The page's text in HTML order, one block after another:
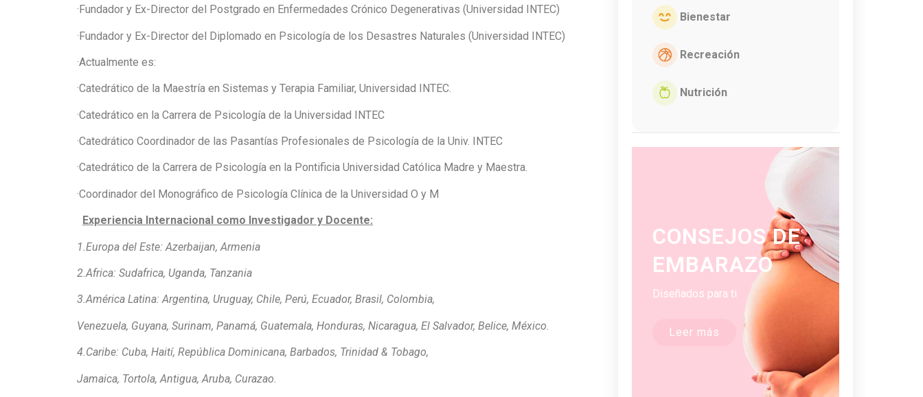
·Fundador y Ex-Director del Postgrado en Enfermedades Crónico Degenerativas (Universidad INTEC)
·Fundador y Ex-Director del Diplomado en Psicología de los Desastres Naturales (Universidad INTEC)
·Actualmente es:
·Catedrático de la Maestría en Sistemas y Terapia Familiar, Universidad INTEC.
·Catedrático en la Carrera de Psicología de la Universidad INTEC
·Catedrático Coordinador de las Pasantías Profesionales de Psicología de la Univ. INTEC
·Catedrático de la Carrera de Psicología en la Pontificia Universidad Católica Madre y Maestra.
·Coordinador del Monográfico de Psicología Clínica de la Universidad O y M
Experiencia Internacional como Investigador y Docente:
1. Europa del Este: Azerbaijan, Armenia
2.Africa: Sudafrica, Uganda, Tanzania
3.América Latina: Argentina, Uruguay, Chile, Perú, Ecuador, Brasil, Colombia,
Venezuela, Guyana, Surinam, Panamá, Guatemala, Honduras, Nicaragua, El Salvador, Belice, México.
4.Caribe: Cuba, Haití, República Dominicana, Barbados, Trinidad & Tobago,
Jamaica, Tortola, Antigua, Aruba, Curazao.
Bienestar
Recreación
Nutrición
CONSEJOS DE
EMBARAZO
Diseñados para ti
Leer más